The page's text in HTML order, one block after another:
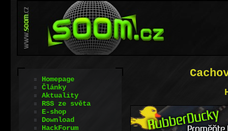
Homepage
Články
Aktuality
RSS ze světa
E-shop
Download
HackForum